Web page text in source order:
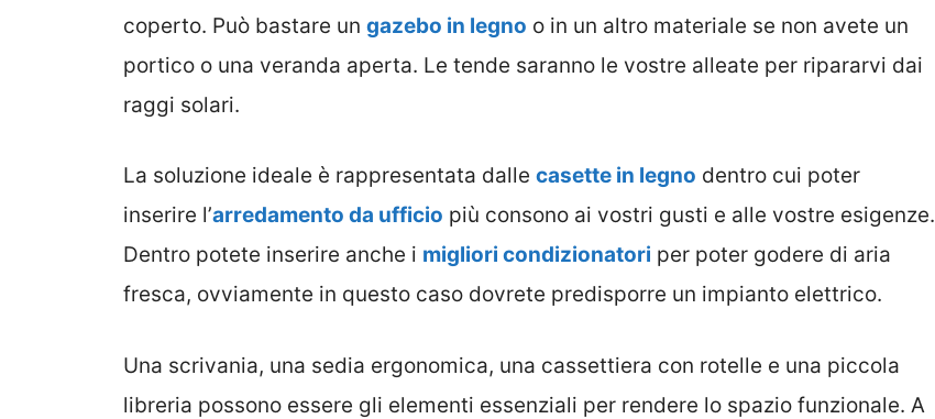
coperto. Può bastare un gazebo in legno o in un altro materiale se non avete un
portico o una veranda aperta. Le tende saranno le vostre alleate per ripararvi dai
raggi solari.
La soluzione ideale è rappresentata dalle casette in legno dentro cui poter
inserire l’arredamento da ufficio più consono ai vostri gusti e alle vostre esigenze.
Dentro potete inserire anche i migliori condizionatori per poter godere di aria
fresca, ovviamente in questo caso dovrete predisporre un impianto elettrico.
Una scrivania, una sedia ergonomica, una cassettiera con rotelle e una piccola
libreria possono essere gli elementi essenziali per rendere lo spazio funzionale. A